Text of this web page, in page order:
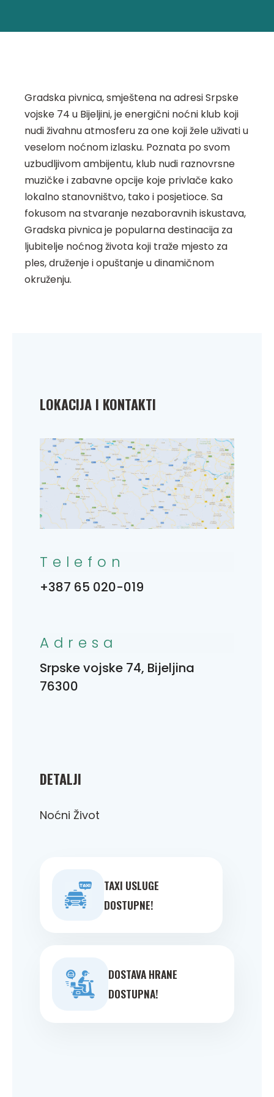
Gradska pivnica, smještena na adresi Srpske
vojske 74 u Bijeljini, je energični noćni klub koji
nudi živahnu atmosferu za one koji žele uživati u
veselom noćnom izlasku. Poznata po svom
uzbudljivom ambijentu, klub nudi raznovrsne
muzičke i zabavne opcije koje privlače kako
lokalno stanovništvo, tako i posjetioce. Sa
fokusom na stvaranje nezaboravnih iskustava,
Gradska pivnica je popularna destinacija za
ljubitelje noćnog života koji traže mjesto za
ples, druženje i opuštanje u dinamičnom
okruženju.
DETALJI
Noćni Život
TAXI USLUGE
DOSTUPNE!
DOSTAVA HRANE
DOSTUPNA!
LOKACIJA I KONTAKTI
Telefon
+387 65 020-019
Adresa
Srpske vojske 74, Bijeljina
76300